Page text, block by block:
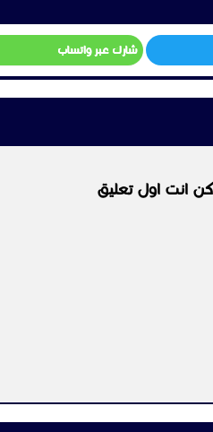
شارك عبر واتساب
كن انت اول تعليق